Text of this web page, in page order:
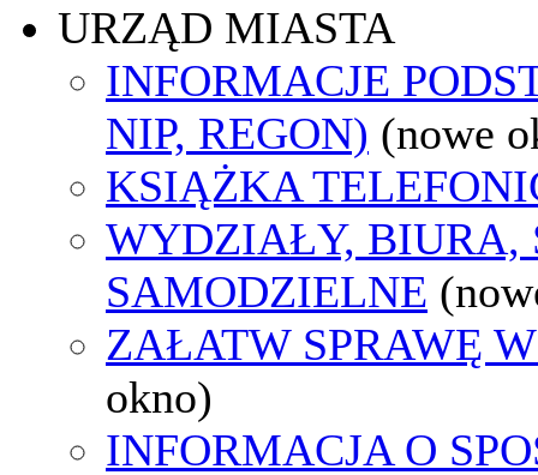
URZĄD MIASTA
INFORMACJE
NIP, REGON) (nowe
KSIĄŻKA
WYDZIAŁY, BIURA,
SAMODZIELNE
ZAŁATW SPRAWĘ
okno)
INFORMACJA O